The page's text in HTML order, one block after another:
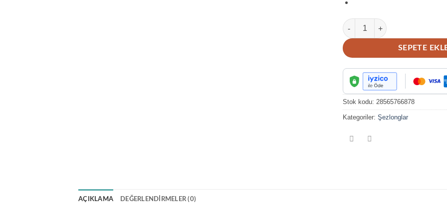
ŞEZLONG SEHPASI 077 adet
SEPETE
Stok kodu: 28565766878
Kategoriler: Şezlonglar
AÇIKLAMA DEĞERLENDIRMELER (0)